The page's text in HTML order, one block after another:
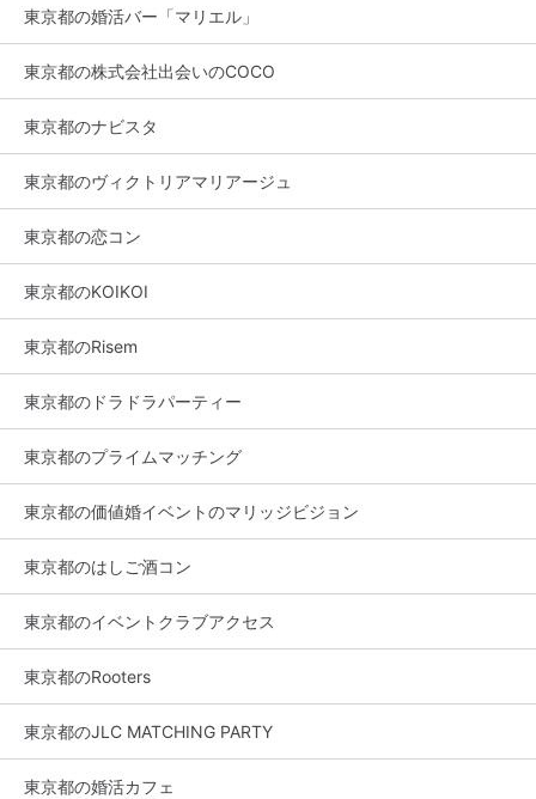
東京都の婚活バー「マリエル」
東京都の株式会社出会いのCOCO
東京都のナビスタ
東京都のヴィクトリアマリアージュ
東京都の恋コン
東京都のKOIKOI
東京都のRisem
東京都のドラドラパーティー
東京都のプライムマッチング
東京都の価値婚イベントのマリッジビジョン
東京都のはしご酒コン
東京都のイベントクラブアクセス
東京都のRooters
東京都のJLC MATCHING PARTY
東京都の婚活カフェ